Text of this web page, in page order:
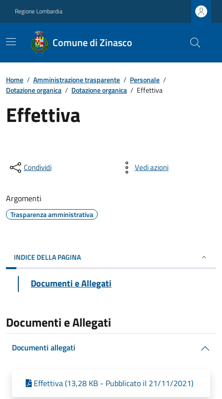
Regione Lombardia
Comune di Zinasco
Home / Amministrazione trasparente / Personale /
Dotazione organica / Dotazione organica / Effettiva
Effettiva
Condividi Vedi azioni
Argomenti
Trasparenza amministrativa
INDICE DELLA PAGINA
Documenti e Allegati
Documenti e Allegati
Documenti allegati
Effettiva (13,28 KB - Pubblicato il 21/11/2021)